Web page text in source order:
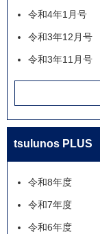
令和4年1月号
令和3年12月号
令和3年11月号
tsulunos PLUS
令和8年度
令和7年度
令和6年度